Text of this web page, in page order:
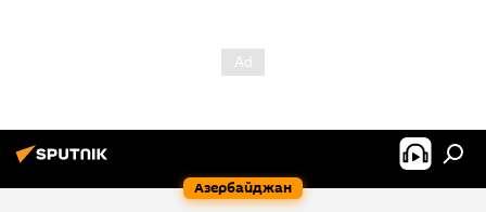
Азербайджан